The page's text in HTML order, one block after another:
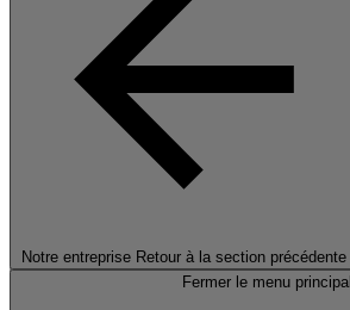
Notre entreprise Retour à la section précédente
Fermer le menu principal